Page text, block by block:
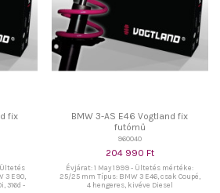
fix
Ültetés
3 E90,
316d -
BMW 3-AS E46 Vogtland fix
futómű
960040
204 990 Ft
Évjárat: 1 May 1999 - Ültetés mértéke:
25/25 mm Típus: BMW 3 E46, csak Coupé,
4 hengeres, kivéve Diesel